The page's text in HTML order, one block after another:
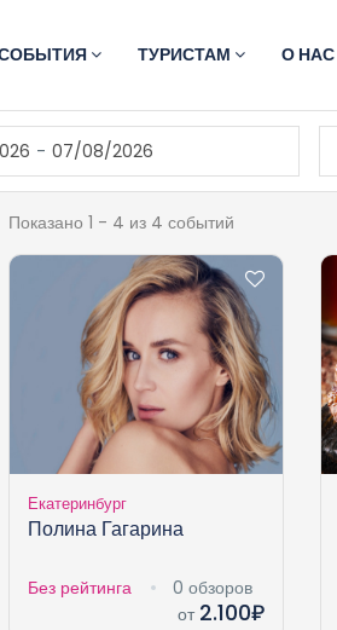
ТУРИСТАМ О НАС
- 07/08/2026
Показано 1 - 4 из 4 событий
Екатеринбург
Полина Гагарина
Без рейтинга
0 обзоров
от 2.100₽